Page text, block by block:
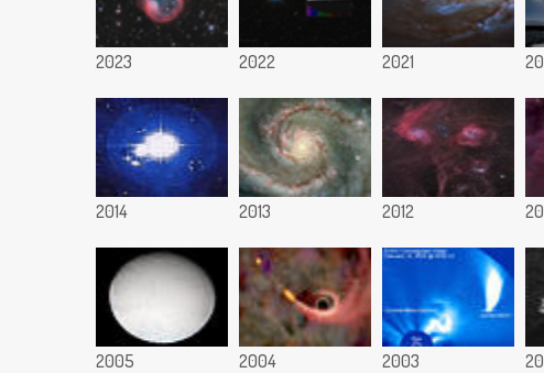
2023 2022 2021
2014 2013 2012
2005 2004 2003